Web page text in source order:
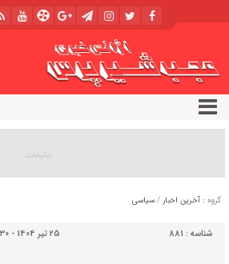
گروه : آخرین اخبار / سیاسی
شناسه : 881 25 تیر 1404 - 11:30